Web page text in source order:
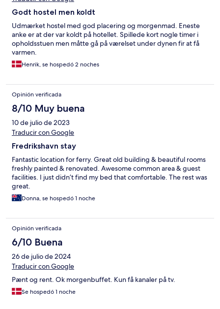
Godt hostel men koldt
Udmærket hostel med god placering og morgenmad. Eneste
anke er at der var koldt på hotellet. Spillede kort nogle timer i
opholdsstuen men måtte gå på værelset under dynen fir at få
varmen.
Henrik, se hospedó 2 noches
Opinión verificada
8/10 Muy buena
10 de julio de 2023
Traducir con Google
Fredrikshavn stay
Fantastic location for ferry. Great old building & beautiful rooms
freshly painted & renovated. Awesome common area & guest
facilities. I just didn’t find my bed that comfortable. The rest was
great.
Donna, se hospedó 1 noche
Opinión verificada
6/10 Buena
26 de julio de 2024
Traducir con Google
Pænt og rent. Ok morgenbuffet. Kun få kanaler på tv.
Se hospedó 1 noche